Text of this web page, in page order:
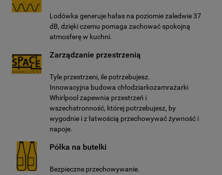
Lodówka generuje hałas na poziomie zaledwie 37
dB, dzięki czemu pomaga zachować spokojną
atmosferę w kuchni.
Zarządzanie przestrzenią
Tyle przestrzeni, ile potrzebujesz.
Innowacyjna budowa chłodziarkozamrażarki
Whirlpool zapewnia przestrzeń i
wszechstronność, której potrzebujesz, by
wygodnie i z łatwością przechowywać żywność i
napoje.
Półka na butelki
Bezpieczne przechowywanie.